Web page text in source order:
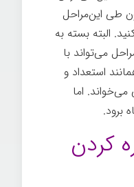
طی اين‌مراحل
البته بسته به
می‌تواند با
استعداد و
اما
برود.
کردن